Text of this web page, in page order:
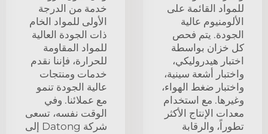
للمواد القائمة على
الألومنيوم عالية
الجودة. يتم فحص
كل خزان بواسطة
اختبار هيدروليكي،
واختبار أشعة سينية،
واختبار ضغط الهواء،
وغيرها. مع استخدام
معدات الإنتاج الأكثر
تطوراً، والرقابة
خدمة من الدرجة
الأولى للمواد الخام
ذات الجودة العالية
للمواد المقاومة
للحرارة، فإننا نقدم
خدمات ومنتجات
عالية الجودة تنمو
مع عملائنا. وفي
الوقت نفسه، تسعى
شركة Datong إلى